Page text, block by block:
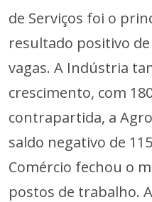
de Serviços foi o
resultado positivo
vagas. A Indústria
crescimento, com
contrapartida, a
saldo negativo de
Comércio fechou o
postos de trabalho.